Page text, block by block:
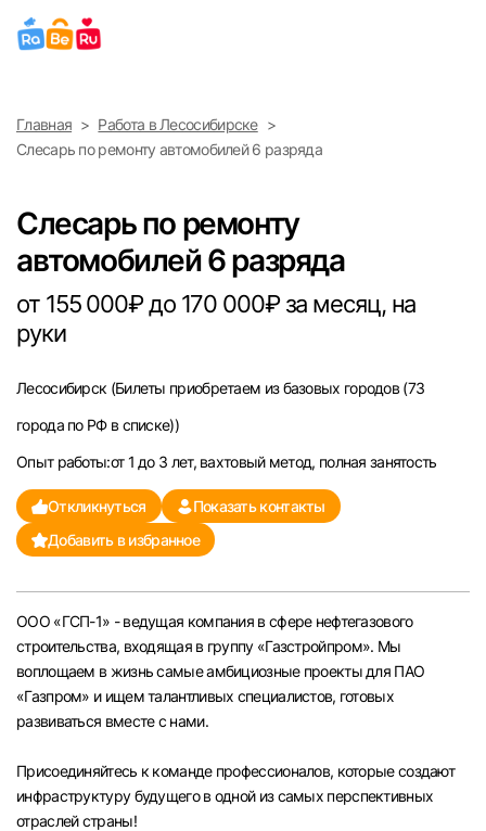
Найти работу Найти сотрудника
Выберите город
Санкт-Петербург
Екатеринбург
Саратов
Казань
Челябинск
Самара
Оренбург
Ульяновск
Главная
Работа в Лесосибирске
Слесарь по ремонту автомобилей 6 разряда
Слесарь по ремонту
автомобилей 6 разряда
от 155 000₽ до 170 000₽ за месяц, на
руки
Лесосибирск (Билеты приобретаем из базовых городов (73
города по РФ в списке))
Опыт работы:от 1 до 3 лет, вахтовый метод, полная занятость
Откликнуться
Показать контакты
Добавить в избранное
ООО «ГСП-1» - ведущая компания в сфере нефтегазового
строительства, входящая в группу «Газстройпром». Мы
воплощаем в жизнь самые амбициозные проекты для ПАО
«Газпром» и ищем талантливых специалистов, готовых
развиваться вместе с нами.
Присоединяйтесь к команде профессионалов, которые создают
инфраструктуру будущего в одной из самых перспективных
отраслей страны!